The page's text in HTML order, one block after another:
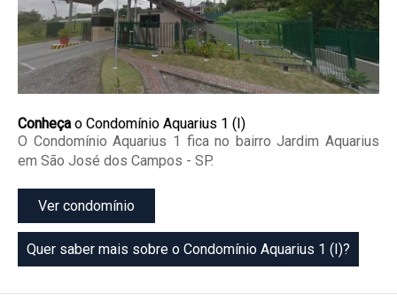
Conheça o Condomínio Aquarius 1 (I)
O Condomínio Aquarius 1 fica no bairro Jardim Aquarius
em São José dos Campos - SP.
Ver condomínio
Quer saber mais sobre o Condomínio Aquarius 1 (I)?